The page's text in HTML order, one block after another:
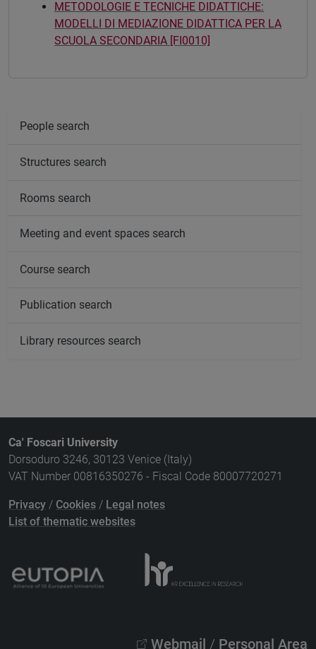
METODOLOGIE E TECNICHE DIDATTICHE:
MODELLI DI MEDIAZIONE DIDATTICA PER LA
SCUOLA SECONDARIA [FI0010]
People search
Structures search
Rooms search
Meeting and event spaces search
Course search
Publication search
Library resources search
Ca' Foscari University
Dorsoduro 3246, 30123 Venice (Italy)
VAT Number 00816350276 - Fiscal Code 80007720271
Privacy / Cookies / Legal notes
List of thematic websites
Webmail / Personal Area